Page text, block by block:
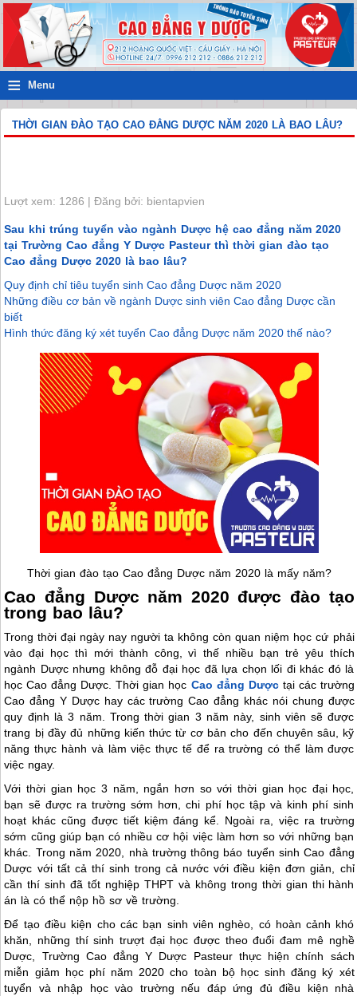
≡ Menu
THỜI GIAN ĐÀO TẠO CAO ĐẲNG DƯỢC NĂM 2020 LÀ BAO LÂU?
Lượt xem: 1286 | Đăng bởi: bientapvien
Sau khi trúng tuyển vào ngành Dược hệ cao đẳng năm 2020
tại Trường Cao đẳng Y Dược Pasteur thì thời gian đào tạo
Cao đẳng Dược 2020 là bao lâu?
Quy định chỉ tiêu tuyển sinh Cao đẳng Dược năm 2020
Những điều cơ bản về ngành Dược sinh viên Cao đẳng Dược cần
biết
Hình thức đăng ký xét tuyển Cao đẳng Dược năm 2020 thế nào?
Thời gian đào tạo Cao đẳng Dược năm 2020 là mấy năm?
Cao đẳng Dược năm 2020 được đào tạo
trong bao lâu?
Trong thời đại ngày nay người ta không còn quan niệm học cứ phải
vào đại học thì mới thành công, vì thế nhiều bạn trẻ yêu thích
ngành Dược nhưng không đỗ đại học đã lựa chọn lối đi khác đó là
học Cao đẳng Dược. Thời gian học Cao đẳng Dượctại các trường
Cao đẳng Y Dược hay các trường Cao đẳng khác nói chung được
quy định là 3 năm. Trong thời gian 3 năm này, sinh viên sẽ được
trang bị đầy đủ những kiến thức từ cơ bản cho đến chuyên sâu, kỹ
năng thực hành và làm việc thực tế để ra trường có thể làm được
việc ngay.
Với thời gian học 3 năm, ngắn hơn so với thời gian học đại học,
bạn sẽ được ra trường sớm hơn, chi phí học tập và kinh phí sinh
hoạt khác cũng được tiết kiệm đáng kể. Ngoài ra, việc ra trường
sớm cũng giúp bạn có nhiều cơ hội việc làm hơn so với những bạn
khác. Trong năm 2020, nhà trường thông báo tuyển sinh Cao đẳng
Dược với tất cả thí sinh trong cả nước với điều kiện đơn giản, chỉ
cần thí sinh đã tốt nghiệp THPT và không trong thời gian thi hành
án là có thể nộp hồ sơ về trường.
Để tạo điều kiện cho các bạn sinh viên nghèo, có hoàn cảnh khó
khăn, những thí sinh trượt đại học được theo đuổi đam mê nghề
Dược, Trường Cao đẳng Y Dược Pasteur thực hiện chính sách
miễn giảm học phí năm 2020 cho toàn bộ học sinh đăng ký xét
tuyển và nhập học vào trường nếu đáp ứng đủ điều kiện nhà